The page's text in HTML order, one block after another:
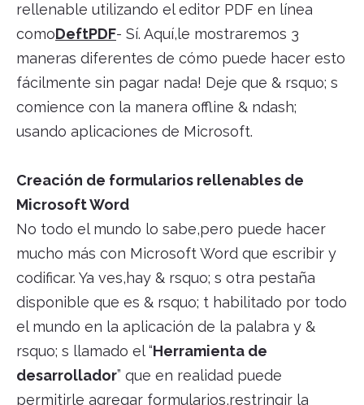
rellenable utilizando el editor PDF en línea
comoDeftPDF- Sí. Aquí,le mostraremos 3
maneras diferentes de cómo puede hacer esto
fácilmente sin pagar nada! Deje que & rsquo; s
comience con la manera offline & ndash;
usando aplicaciones de Microsoft.
Creación de formularios rellenables de
Microsoft Word
No todo el mundo lo sabe,pero puede hacer
mucho más con Microsoft Word que escribir y
codificar. Ya ves,hay & rsquo; s otra pestaña
disponible que es & rsquo; t habilitado por todo
el mundo en la aplicación de la palabra y &
rsquo; s llamado el “Herramienta de
desarrollador” que en realidad puede
permitirle agregar formularios,restringir la